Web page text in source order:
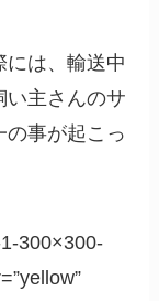
には、輸送中
い主さんのサ
の事が起こっ
300×300-